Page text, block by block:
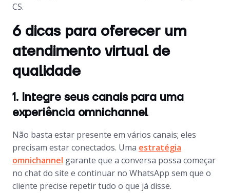
CS.
6 dicas para oferecer um
atendimento virtual de
qualidade
1. Integre seus canais para uma
experiência omnichannel
Não basta estar presente em vários canais; eles
precisam estar conectados. Uma estratégia
omnichannel garante que a conversa possa começar
no chat do site e continuar no WhatsApp sem que o
cliente precise repetir tudo o que já disse.